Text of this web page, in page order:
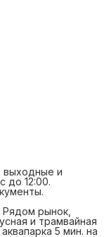
выходные и
до 12:00.
рынок,
и трамвайная
5 мин. на